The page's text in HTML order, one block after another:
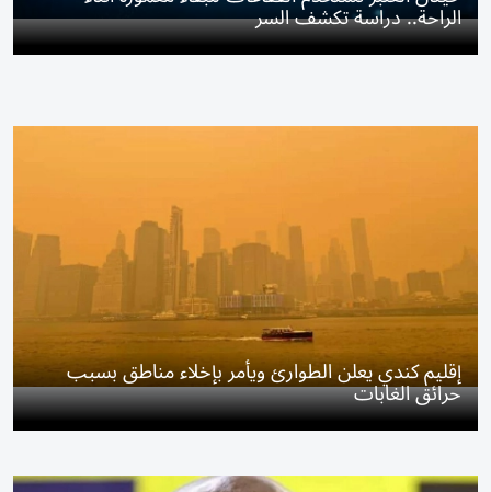
الراحة.. دراسة تكشف السر
إقليم كندي يعلن الطوارئ ويأمر بإخلاء مناطق بسبب
حرائق الغابات